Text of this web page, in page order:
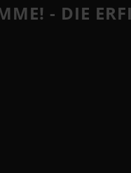
- DIE